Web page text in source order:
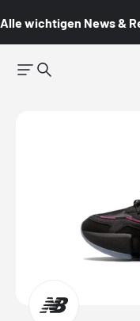
Alle wichtigen News &